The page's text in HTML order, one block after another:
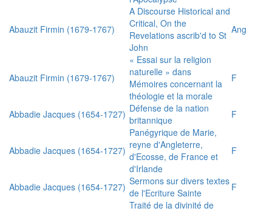
Abauzit Firmin (1679-1767)
A Discourse Historical and
Critical, On the
Revelations ascrib'd to St
John
Ang
Abauzit Firmin (1679-1767)
« Essai sur la religion
naturelle » dans
Mémoires concernant la
théologie et la morale
F
Abbadie Jacques (1654-1727) Défense de la nation
britannique
F
Abbadie Jacques (1654-1727)
Panégyrique de Marie,
reyne d'Angleterre,
d'Ecosse, de France et
d'Irlande
F
Abbadie Jacques (1654-1727) Sermons sur divers textes
de l'Ecriture Sainte
F
Traité de la divinité de